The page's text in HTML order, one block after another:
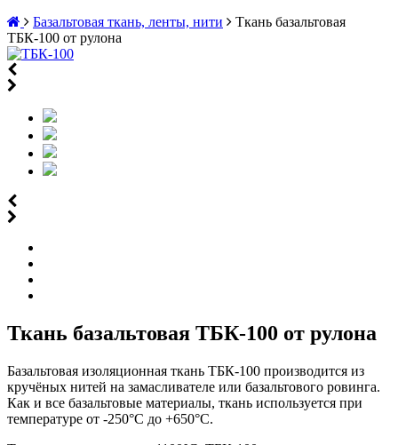
Базальтовая ткань, ленты, нити
Ткань базальтовая
ТБК-100 от рулона
Ткань базальтовая ТБК-100 от рулона
Базальтовая изоляционная ткань ТБК-100 производится из
кручёных нитей на замасливателе или базальтового ровинга.
Как и все базальтовые материалы, ткань используется при
температуре от -250°С до +650°С.